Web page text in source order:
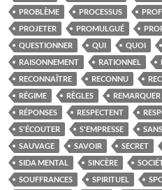
PROBLÈME
PROCESSUS
PROJETER
PROMULGUÉ
QUESTIONNER
QUI QUOI
RAISONNEMENT
RATIONNEL
RECONNAÎTRE
RECONNU
RÉGIME
RÈGLES REMARQUER
RÉPONSES
RESPECTENT
S'ÉCOUTER
S'EMPRESSE
SAUVAGE
SAVOIR SECRET
SIDA MENTAL
SINCÈRE
SOUFFRANCES
SPIRITUEL